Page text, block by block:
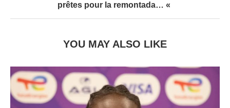
prêtes pour la remontada… «
YOU MAY ALSO LIKE